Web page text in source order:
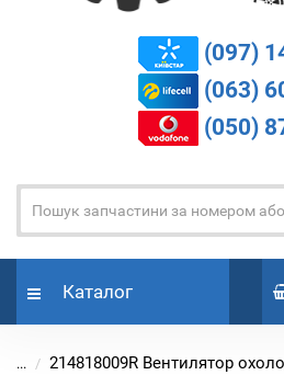
(097)
(063)
(050)
Каталог
...
214818009R Вентилятор